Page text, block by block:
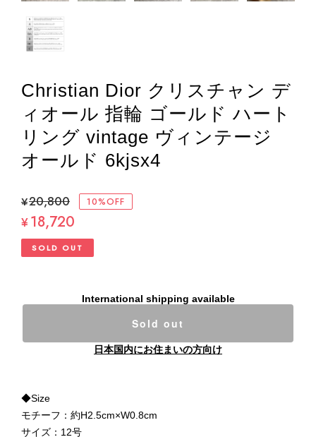
Christian Dior クリスチャン デ
ィオール 指輪 ゴールド ハート
リング vintage ヴィンテージ
オールド 6kjsx4
¥20,800 10%OFF
¥18,720
SOLD OUT
International shipping available
Sold out
日本国内にお住まいの方向け
◆Size
モチーフ：約H2.5cm×W0.8cm
サイズ：12号